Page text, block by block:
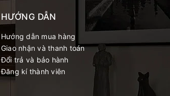
HƯỚNG DẪN
Hướng dẫn mua hàng
Giao nhận và thanh toán
Đổi trả và bảo hành
Đăng kí thành viên